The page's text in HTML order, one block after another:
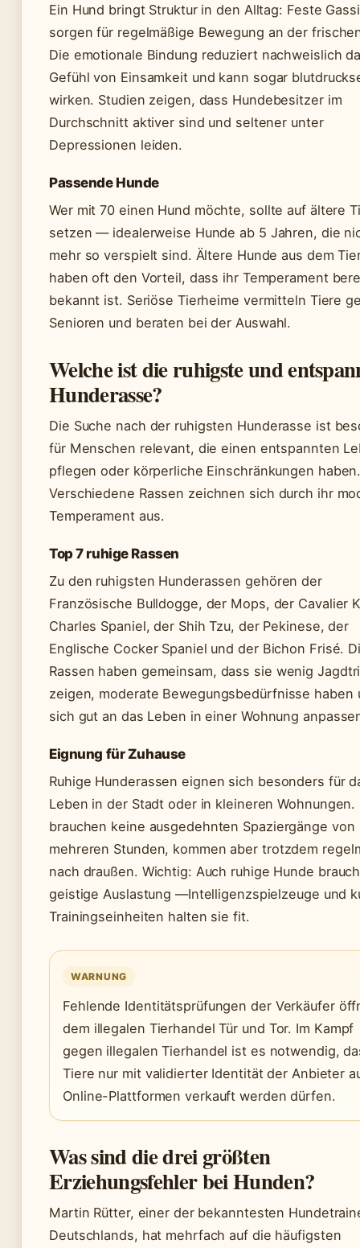
Ein Hund bringt Struktur in den Alltag: Feste
sorgen für regelmäßige Bewegung an der
Die emotionale Bindung reduziert nachweislich
Gefühl von Einsamkeit und kann sogar
wirken. Studien zeigen, dass Hundebesitzer im
Durchschnitt aktiver sind und seltener unter
Depressionen leiden.
Passende Hunde
Wer mit 70 einen Hund möchte, sollte auf ältere
setzen — idealerweise Hunde ab 5 Jahren, die
mehr so verspielt sind. Ältere Hunde aus dem
haben oft den Vorteil, dass ihr Temperament
bekannt ist. Seriöse Tierheime vermitteln Tiere
Senioren und beraten bei der Auswahl.
Welche ist die ruhigste und
Hunderasse?
Die Suche nach der ruhigsten Hunderasse ist
für Menschen relevant, die einen entspannten
pflegen oder körperliche Einschränkungen
Verschiedene Rassen zeichnen sich durch ihr
Temperament aus.
Top 7 ruhige Rassen
Zu den ruhigsten Hunderassen gehören der
Französische Bulldogge, der Mops, der Cavalier
Charles Spaniel, der Shih Tzu, der Pekinese, der
Englische Cocker Spaniel und der Bichon Frisé.
Rassen haben gemeinsam, dass sie wenig
zeigen, moderate Bewegungsbedürfnisse haben
sich gut an das Leben in einer Wohnung
Eignung für Zuhause
Ruhige Hunderassen eignen sich besonders für
Leben in der Stadt oder in kleineren Wohnungen.
brauchen keine ausgedehnten Spaziergänge von
mehreren Stunden, kommen aber trotzdem
nach draußen. Wichtig: Auch ruhige Hunde
geistige Auslastung —Intelligenzspielzeuge und
Trainingseinheiten halten sie fit.
WARNUNG
Fehlende Identitätsprüfungen der Verkäufer
dem illegalen Tierhandel Tür und Tor. Im Kampf
gegen illegalen Tierhandel ist es notwendig,
Tiere nur mit validierter Identität der Anbieter
Online-Plattformen verkauft werden dürfen.
Was sind die drei größten
Erziehungsfehler bei Hunden?
Martin Rütter, einer der bekanntesten
Deutschlands, hat mehrfach auf die häufigsten